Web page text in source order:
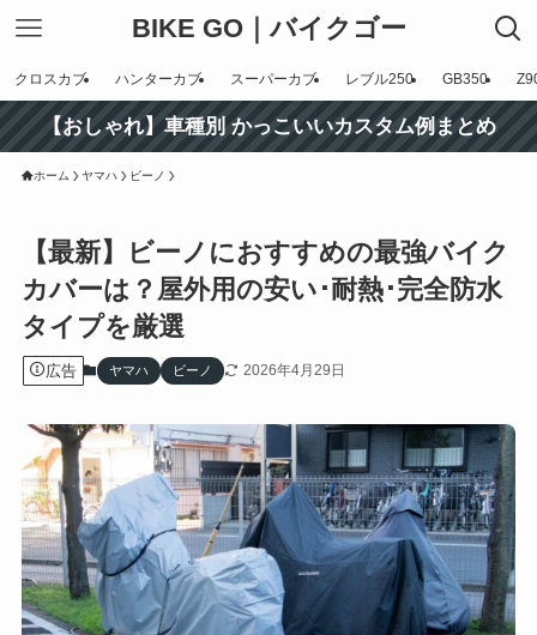
BIKE GO｜バイクゴー
クロスカブ ハンターカブ スーパーカブ レブル250 GB350
【おしゃれ】車種別 かっこいいカスタム例まとめ
ホーム ヤマハ ビーノ
【最新】ビーノにおすすめの最強バイク
カバーは？屋外用の安い･耐熱･完全防水
タイプを厳選
広告 ヤマハ ビーノ 2026年4月29日